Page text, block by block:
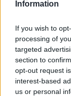
Information
If you wish to
processing of
targeted
section to
opt-out request
interest-based
us or personal